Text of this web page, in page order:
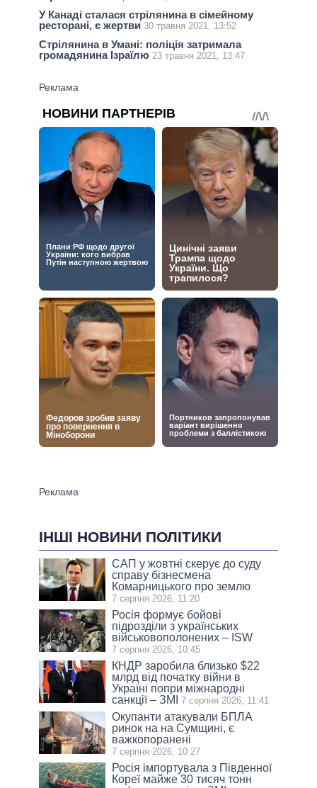
У Канаді сталася стрілянина в сімейному
ресторані, є жертви 30 травня 2021, 13:52
Стрілянина в Умані: поліція затримала
громадянина Ізраїлю 23 травня 2021, 13:47
ІНШІ НОВИНИ ПОЛІТИКИ
САП у жовтні скерує до суду
справу бізнесмена
Комарницького про землю
7 серпня 2026, 11:20
Росія формує бойові
підрозділи з українських
військовополонених – ISW
7 серпня 2026, 10:45
КНДР заробила близько $22
млрд від початку війни в
Україні попри міжнародні
санкції – ЗМІ
7 серпня 2026, 11:41
Окупанти атакували БПЛА
ринок на на Сумщині, є
важкопоранені
7 серпня 2026, 10:27
Росія імпортувала з Південної
Кореї майже 30 тисяч тонн